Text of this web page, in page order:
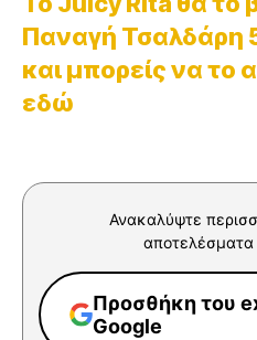
Παναγή Τσαλδάρη
και μπορείς να το
εδώ
Ανακαλύψτε
αποτελέσματα
Προσθήκη του
Google